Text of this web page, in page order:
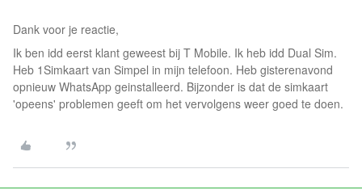
Dank voor je reactie,
Ik ben idd eerst klant geweest bij T Mobile. Ik heb idd Dual Sim.
Heb 1Simkaart van Simpel in mijn telefoon. Heb gisterenavond
opnieuw WhatsApp geinstalleerd. Bijzonder is dat de simkaart
'opeens' problemen geeft om het vervolgens weer goed te doen.